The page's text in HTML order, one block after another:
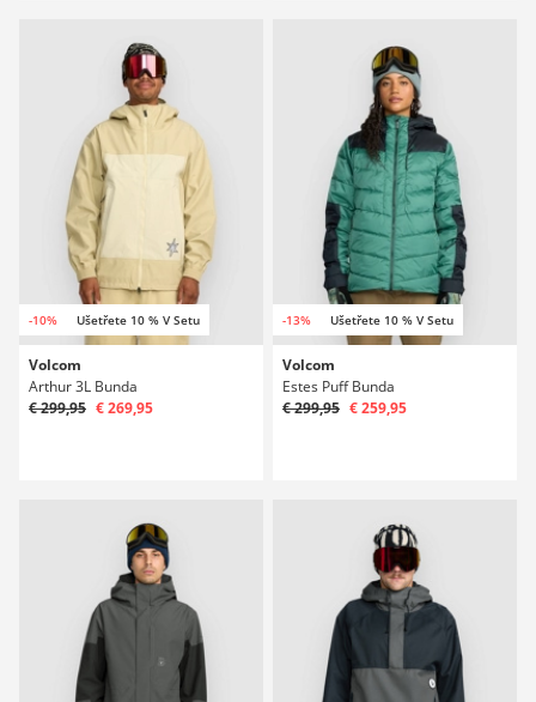
-10% Ušetřete 10 % V Setu
Volcom
Arthur 3L Bunda
€ 299,95 € 269,95
-13% Ušetřete 10 % V Setu
Volcom
Estes Puff Bunda
€ 299,95 € 259,95